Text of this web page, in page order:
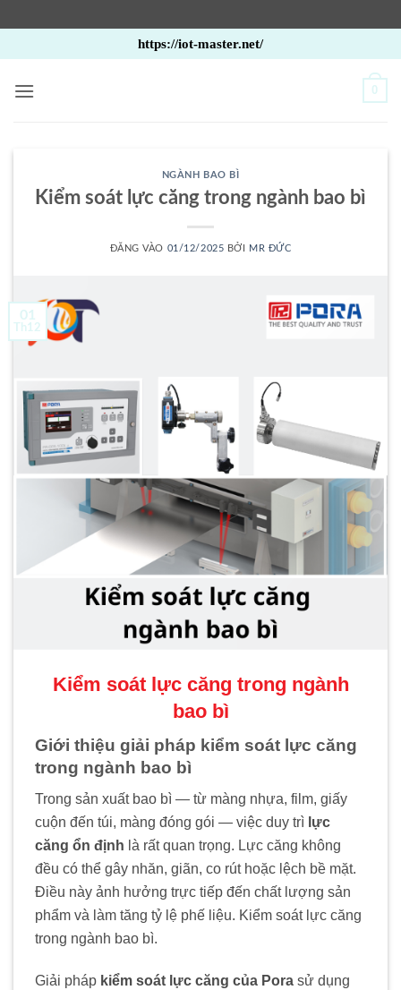
qua
nội
https://iot-master.net/
0
NGÀNH BAO BÌ
Kiểm soát lực căng trong ngành bao bì
ĐĂNG VÀO 01/12/2025 BỞI MR ĐỨC
01
Th12
Kiểm soát lực căng trong ngành
bao bì
Giới thiệu giải pháp kiểm soát lực căng
trong ngành bao bì
Trong sản xuất bao bì — từ màng nhựa, film, giấy
cuộn đến túi, màng đóng gói — việc duy trì lực
căng ổn định là rất quan trọng. Lực căng không
đều có thể gây nhăn, giãn, co rút hoặc lệch bề mặt.
Điều này ảnh hưởng trực tiếp đến chất lượng sản
phẩm và làm tăng tỷ lệ phế liệu. Kiểm soát lực căng
trong ngành bao bì.
Giải pháp kiểm soát lực căng của Pora sử dụng